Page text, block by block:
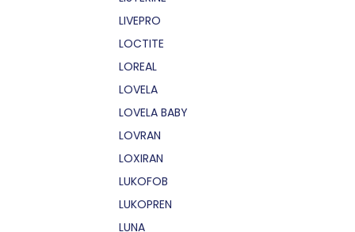
LIVEPRO
LOCTITE
LOREAL
LOVELA
LOVELA BABY
LOVRAN
LOXIRAN
LUKOFOB
LUKOPREN
LUNA